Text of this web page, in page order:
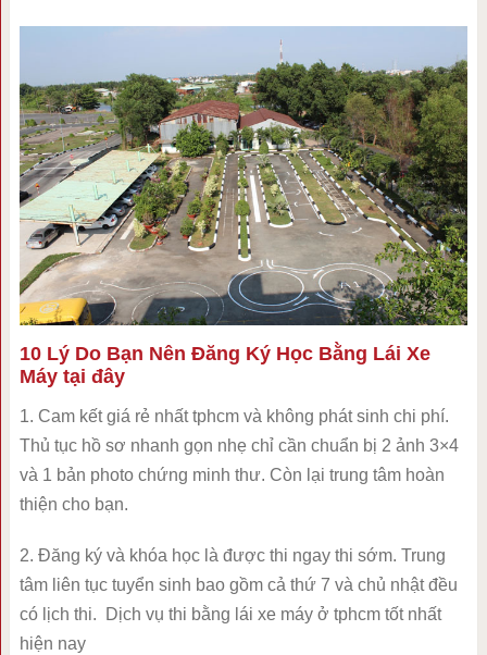
10 Lý Do Bạn Nên Đăng Ký Học Bằng Lái Xe
Máy tại đây
1. Cam kết giá rẻ nhất tphcm và không phát sinh chi phí.
Thủ tục hồ sơ nhanh gọn nhẹ chỉ cần chuẩn bị 2 ảnh 3×4
và 1 bản photo chứng minh thư. Còn lại trung tâm hoàn
thiện cho bạn.
2. Đăng ký và khóa học là được thi ngay thi sớm. Trung
tâm liên tục tuyển sinh bao gồm cả thứ 7 và chủ nhật đều
có lịch thi. Dịch vụ thi bằng lái xe máy ở tphcm tốt nhất
hiện nay